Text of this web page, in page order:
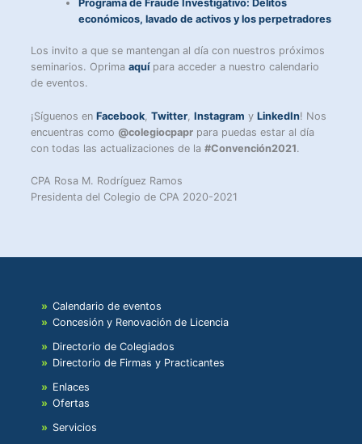
Programa de Fraude Investigativo: Delitos
económicos, lavado de activos y los perpetradores
Los invito a que se mantengan al día con nuestros próximos
seminarios. Oprimaaquípara acceder a nuestro calendario
de eventos.
¡Síguenos enFacebook ,Twitter ,Instagram yLinkedIn! Nos
encuentras como @colegiocpapr para puedas estar al día
con todas las actualizaciones de la#Convención2021.
CPA Rosa M. Rodríguez Ramos
Presidenta del Colegio de CPA 2020-2021
Calendario de eventos
Concesión y Renovación de Licencia
Directorio de Colegiados
Directorio de Firmas y Practicantes
Enlaces
Ofertas
Servicios